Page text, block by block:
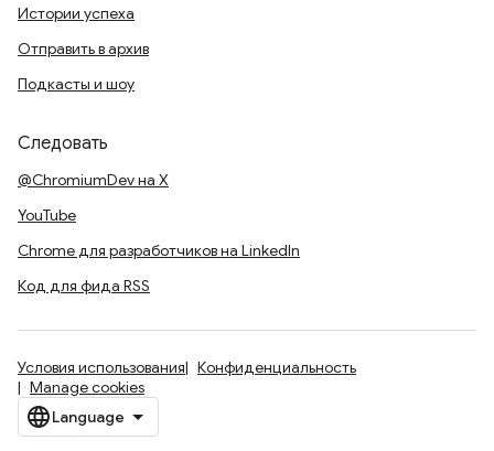
Истории успеха
Отправить в архив
Подкасты и шоу
Следовать
@ChromiumDev на X
YouTube
Chrome для разработчиков на LinkedIn
Код для фида RSS
Условия использования
Конфиденциальность
Manage cookies